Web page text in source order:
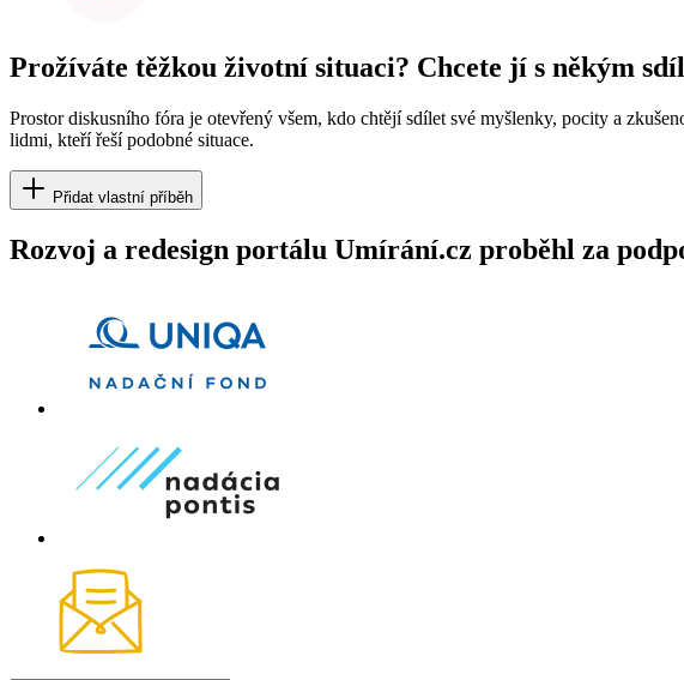
Prožíváte těžkou životní situaci? Chcete jí s někým
Prostor diskusního fóra je otevřený všem, kdo chtějí sdílet své myšlenky, pocity a
lidmi, kteří řeší podobné situace.
Přidat vlastní příběh
Rozvoj a redesign portálu Umírání.cz proběhl za